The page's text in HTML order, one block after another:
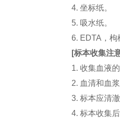
4. 坐标纸。
5. 吸水纸。
6. EDTA，
[标本收集注
1. 收集血液
2. 血清和血
3. 标本应清
4. 标本收集